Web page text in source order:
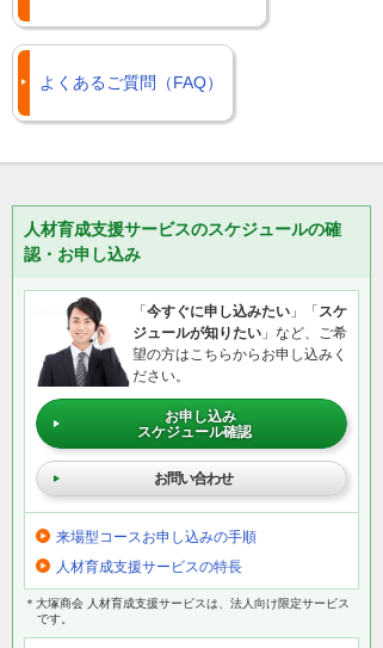
よくあるご質問（FAQ）
人材育成支援サービスのスケジュールの確
認・お申し込み
「 今すぐに申し込みたい 」「 スケ
ジュールが知りたい 」など、ご希
望の方はこちらからお申し込みく
ださい。
お申し込み
スケジュール確認
お問い合わせ
来場型コースお申し込みの手順
人材育成支援サービスの特長
＊大塚商会 人材育成支援サービスは、法人向け限定サービス
です。